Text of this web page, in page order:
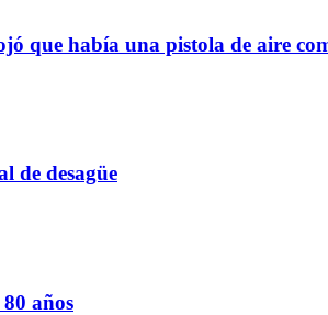
que había una pistola de aire
de desagüe
años